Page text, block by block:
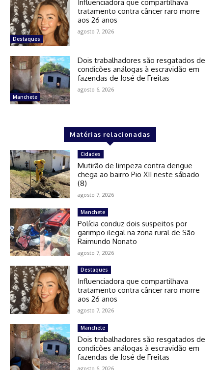
Destaques
Influenciadora que compartilhava
tratamento contra câncer raro morre
aos 26 anos
agosto 7, 2026
Manchete
Dois trabalhadores são resgatados de
condições análogas à escravidão em
fazendas de José de Freitas
agosto 6, 2026
Matérias relacionadas
Cidades
Mutirão de limpeza contra dengue
chega ao bairro Pio XII neste sábado
(8)
agosto 7, 2026
Manchete
Polícia conduz dois suspeitos por
garimpo ilegal na zona rural de São
Raimundo Nonato
agosto 7, 2026
Destaques
Influenciadora que compartilhava
tratamento contra câncer raro morre
aos 26 anos
agosto 7, 2026
Manchete
Dois trabalhadores são resgatados de
condições análogas à escravidão em
fazendas de José de Freitas
agosto 6, 2026